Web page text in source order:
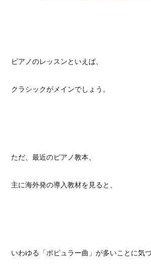
ピアノのレッスンといえば、
クラシックがメインでしょう。
ただ、最近のピアノ教本、
主に海外発の導入教材を見ると、
いわゆる「ポピュラー曲」が多いことに気づ